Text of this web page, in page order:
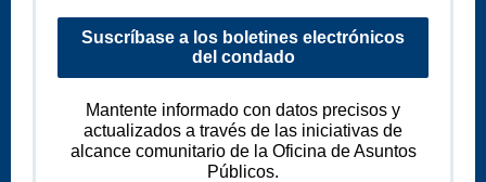
Suscríbase a los boletines electrónicos
del condado
Mantente informado con datos precisos y
actualizados a través de las iniciativas de
alcance comunitario de la Oficina de Asuntos
Públicos.